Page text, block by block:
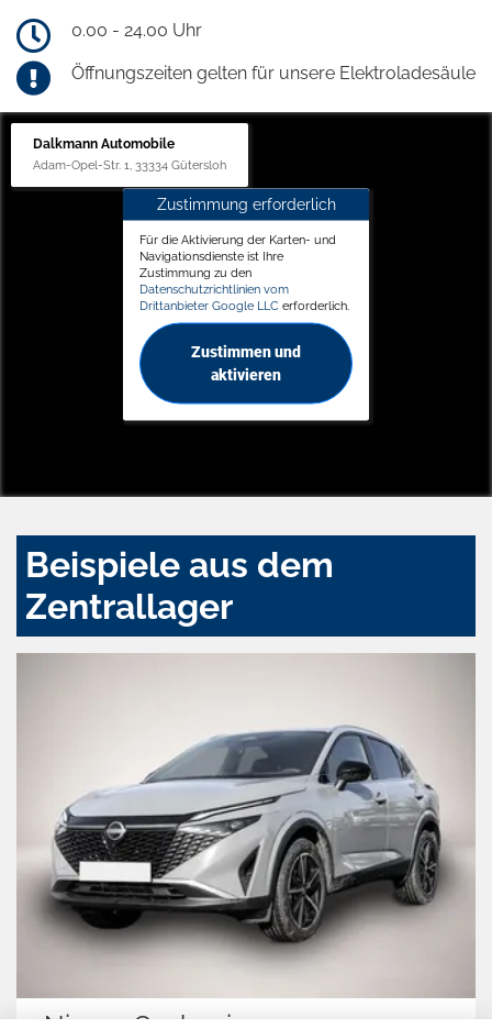
0.00 - 24.00 Uhr
Öffnungszeiten gelten für unsere Elektroladesäule
Dalkmann Automobile
Adam-Opel-Str. 1, 33334 Gütersloh
Zustimmung erforderlich
Für die Aktivierung der Karten- und
Navigationsdienste ist Ihre
Zustimmung zu den
Datenschutzrichtlinien vom
Drittanbieter Google LLC erforderlich.
Zustimmen und
aktivieren
Beispiele aus dem
Zentrallager